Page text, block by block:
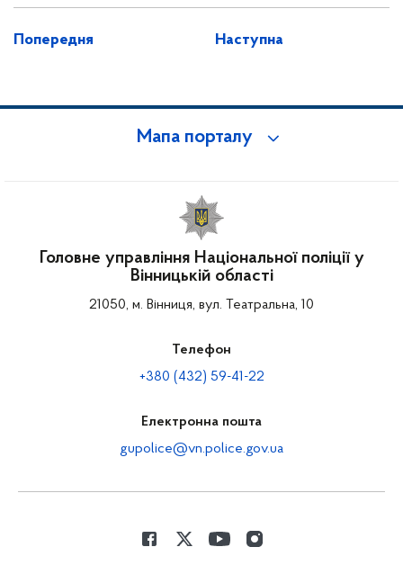
Попередня Наступна
Мапа порталу
Головне управління Національної поліції у
Вінницькій області
21050, м. Вінниця, вул. Театральна, 10
Телефон
+380 (432) 59-41-22
Електронна пошта
gupolice@vn.police.gov.ua